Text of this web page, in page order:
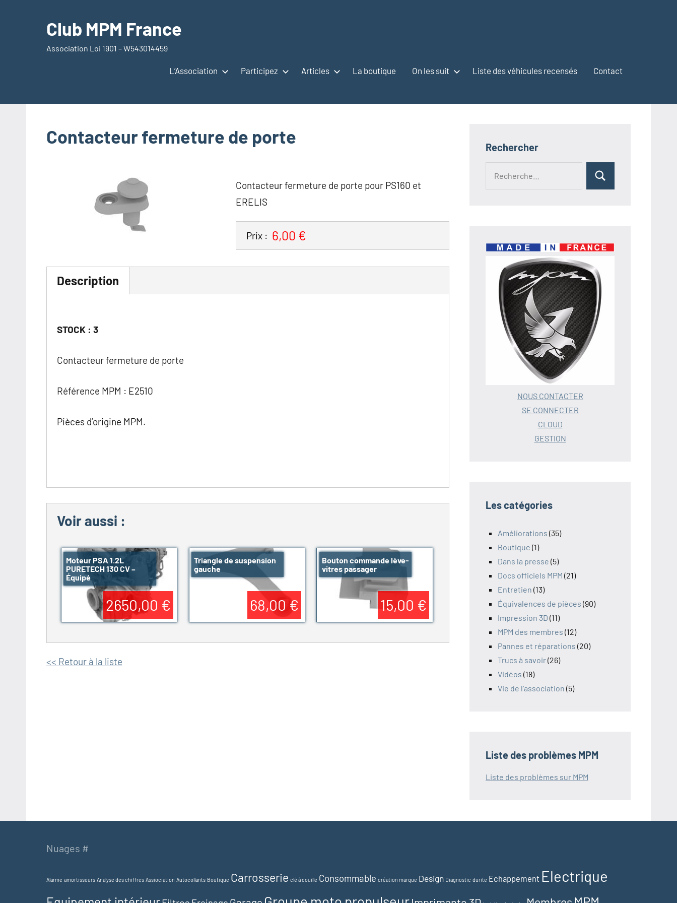
Club MPM France
Association Loi 1901 – W543014459
L’Association Participez Articles La boutique On les suit Liste des véhicules recensés Contact
Contacteur fermeture de porte
Contacteur fermeture de porte pour PS160 et
ERELIS
Prix : 6,00 €
Description
STOCK : 3
Contacteur fermeture de porte
Référence MPM : E2510
Pièces d’origine MPM.
Voir aussi :
Moteur PSA 1.2L
PURETECH 130 CV –
Équipé
2650,00 €
Triangle de suspension
gauche
68,00 €
Bouton commande lève-
vitres passager
15,00 €
<< Retour à la liste
Rechercher
Rechercher
NOUS CONTACTER
SE CONNECTER
CLOUD
GESTION
Les catégories
Améliorations (35)
Boutique (1)
Dans la presse (5)
Docs officiels MPM (21)
Entretien (13)
Équivalences de pièces (90)
Impression 3D (11)
MPM des membres (12)
Pannes et réparations (20)
Trucs à savoir(26)
Vidéos (18)
Vie de l'association (5)
Liste des problèmes MPM
Liste des problèmes sur MPM
Nuages #
Alarme amortisseurs Analyse des chiffres Assiociation Autocollants Boutique Carrosserie clé à douille Consommable création marque Design Diagnostic durite Echappement Electrique